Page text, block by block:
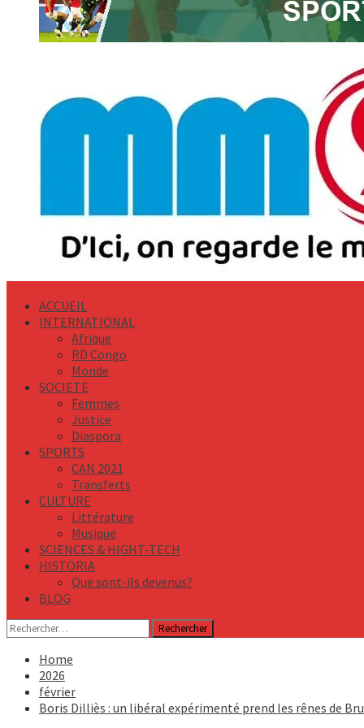
ACCUEIL
INTERNATIONAL
Afrique
RD Congo
Monde
SOCIETE
Femmes
Justice
Diaspora
SPORTS
CAN 2021
Transferts
CULTURE
Littérature
Musique
SCIENCES & HIGHT-TECH
HISTORIA
Que sont-ils devenus?
BLOG
Rechercher :
Home
2026
février
Boris Dilliès : un libéral expérimenté prend les rênes de